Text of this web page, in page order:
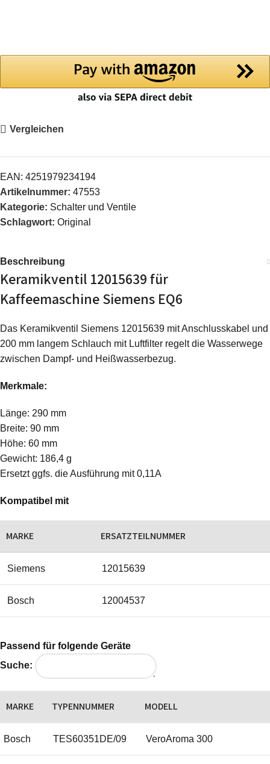
Vergleichen
EAN: 4251979234194
Artikelnummer: 47553
Kategorie: Schalter und Ventile
Schlagwort: Original
Beschreibung
Keramikventil 12015639 für
Kaffeemaschine Siemens EQ6
Das Keramikventil Siemens 12015639 mit Anschlusskabel und
200 mm langem Schlauch mit Luftfilter regelt die Wasserwege
zwischen Dampf- und Heißwasserbezug.
Merkmale:
Länge: 290 mm
Breite: 90 mm
Höhe: 60 mm
Gewicht: 186,4 g
Ersetzt ggfs. die Ausführung mit 0,11A
Kompatibel mit
MARKE ERSATZTEILNUMMER
Siemens 12015639
Bosch 12004537
Passend für folgende Geräte
Suche:
MARKE TYPENNUMMER MODELL
Bosch TES60351DE/09 VeroAroma 300